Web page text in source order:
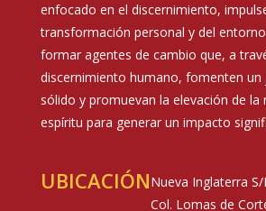
enfocado en el discernimiento,
transformación personal y del
formar agentes de cambio que, a
discernimiento humano, fomenten un
sólido y promuevan la elevación de la
espíritu para generar un impacto
UBICACIÓNNueva Inglaterra S/
Col. Lomas de